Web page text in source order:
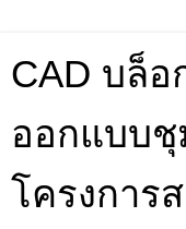
CAD บล็อ
ออกแบบชุ
โครงการ